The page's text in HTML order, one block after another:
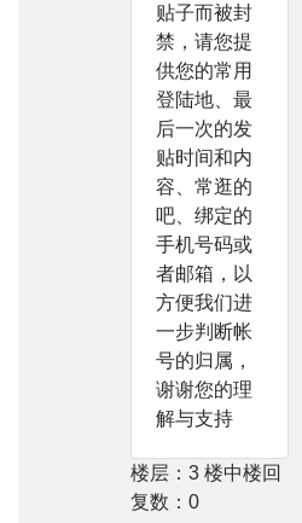
贴子而被封
禁，请您提
供您的常用
登陆地、最
后一次的发
贴时间和内
容、常逛的
吧、绑定的
手机号码或
者邮箱，以
方便我们进
一步判断帐
号的归属，
谢谢您的理
解与支持
楼层：3 楼中楼回
复数：0